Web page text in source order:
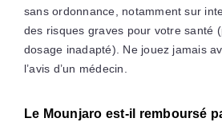
sans ordonnance, notamment sur
des risques graves pour votre santé
dosage inadapté). Ne jouez jamais
l’avis d’un médecin.
Le Mounjaro est-il remboursé